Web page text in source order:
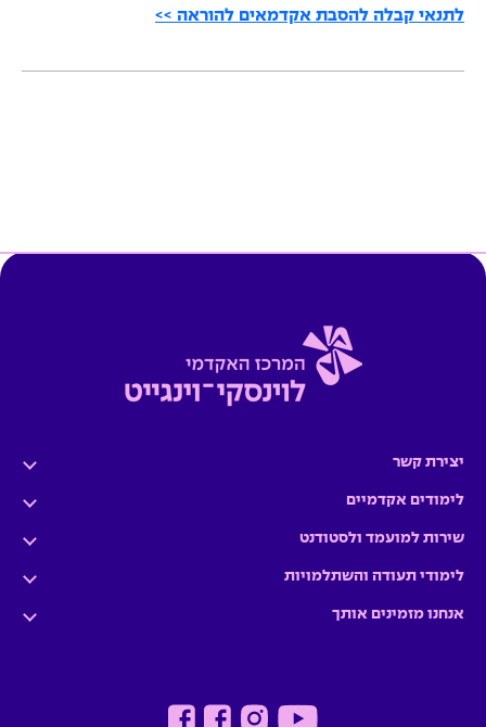
לתנאי קבלה להסבת אקדמאים להוראה >>
יצירת קשר
לימודים אקדמיים
שירות למועמד ולסטודנט
לימודי תעודה והשתלמויות
אנחנו מזמינים אותך